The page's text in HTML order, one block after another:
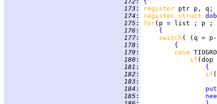
173 : register
174 : register struct
175 :
for
176 :
{
177 :
switch
178 :
{
179 : case
180 :
if
181 :
{
182 : if (
183 :
184 :
185 :